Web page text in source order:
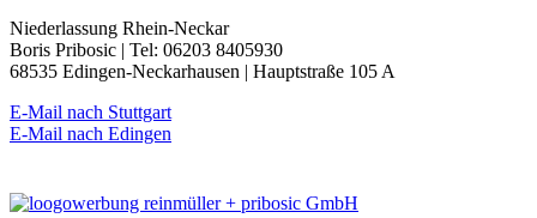
Niederlassung Rhein-Neckar
Boris Pribosic | Tel: 06203 8405930
68535 Edingen-Neckarhausen | Hauptstraße 105 A
E-Mail nach Stuttgart
E-Mail nach Edingen